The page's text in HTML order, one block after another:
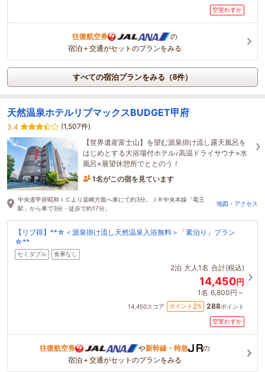
空室わずか
往復航空券
の
宿泊＋交通がセットのプランをみる
すべての宿泊プランをみる（8件）
天然温泉ホテルリブマックスBUDGET甲府
3.4
(1,507件)
【世界遺産富士山】を望む源泉掛け流し露天風呂を
はじめとする大浴場付ホテル♪高温ドライサウナ×水
風呂×展望休憩所でととのう！
1名がこの宿を見ています
中央道甲府昭和ＩＣより韮崎方面へ車にて約3分。ＪＲ中央本線「竜王
駅」から車で3分・徒歩で約17分。
地図・アクセス
【リブ得】**☆＜源泉掛け流し天然温泉入浴無料＞「素泊り」プラン
☆**
セミダブル 食事なし
2泊 大人1名 合計(税込)
14,450円
1名 6,800円～
14,450スコア ポイント 2% 288ポイント
空室わずか
往復航空券 や新幹線・特急
の
宿泊＋交通がセットのプランをみる